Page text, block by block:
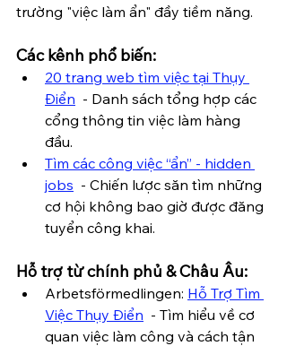
trường "việc làm ẩn" đầy tiềm năng.
Các kênh phổ biến:
20 trang web tìm việc tại Thụy
Điển
  - Danh sách tổng hợp các
cổng thông tin việc làm hàng
đầu.
Tìm các công việc “ẩn” - hidden
jobs
  - Chiến lược săn tìm những
cơ hội không bao giờ được đăng
tuyển công khai.
Hỗ trợ từ chính phủ & Châu Âu:
Arbetsförmedlingen: Hỗ Trợ Tìm
Việc Thụy Điển
  - Tìm hiểu về cơ
quan việc làm công và cách tận